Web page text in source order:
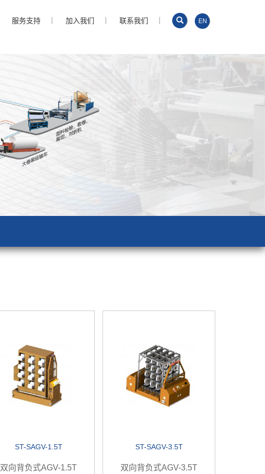
服务支持 加入我们 联系我们 EN
ST-SAGV-1.5T
双向背负式AGV-1.5T
ST-SAGV-3.5T
双向背负式AGV-3.5T